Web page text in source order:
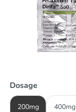
Dosage
200mg 400mg